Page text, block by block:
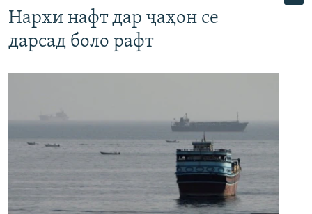
Нархи нафт дар ҷаҳон се
дарсад боло рафт